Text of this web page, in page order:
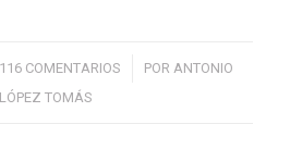
116 COMENTARIOS
/ POR ANTONIO
LÓPEZ TOMÁS